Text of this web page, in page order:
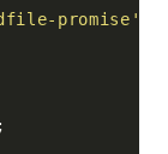
promise'